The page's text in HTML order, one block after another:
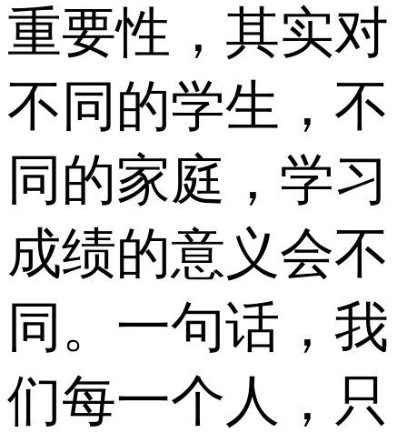
重要性，其实对
不同的学生，不
同的家庭，学习
成绩的意义会不
同。一句话，我
们每一个人，只